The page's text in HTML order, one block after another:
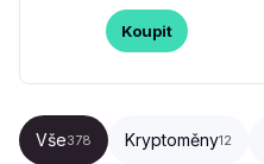
Koupit
Vše378 Kryptoměny12